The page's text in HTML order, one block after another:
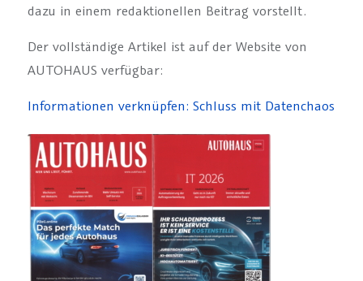
dazu in einem redaktionellen Beitrag vorstellt.
Der vollständige Artikel ist auf der Website von
AUTOHAUS verfügbar:
Informationen verknüpfen: Schluss mit Datenchaos